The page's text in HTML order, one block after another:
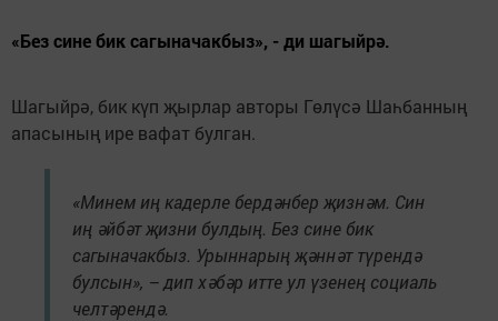
«Без сине бик сагыначакбыз», - ди шагыйрә.
Шагыйрә, бик күп җырлар авторы Гөлүсә Шаһбанның
апасының ире вафат булган.
«Минем иң кадерле бердәнбер җизнәм. Син
иң әйбәт җизни булдың. Без сине бик
сагыначакбыз. Урыннарың җәннәт түрендә
булсын», – дип хәбәр итте ул үзенең социаль
челтәрендә.